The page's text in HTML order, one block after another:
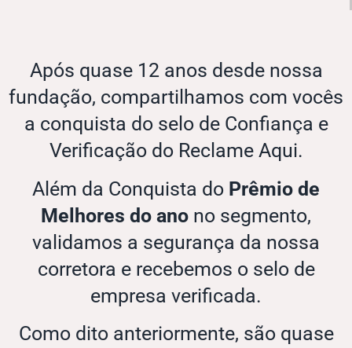
Após quase 12 anos desde nossa
fundação, compartilhamos com vocês
a conquista do selo de Confiança e
Verificação do Reclame Aqui.
Além da Conquista do Prêmio de
Melhores do ano no segmento,
validamos a segurança da nossa
corretora e recebemos o selo de
empresa verificada.
Como dito anteriormente, são quase